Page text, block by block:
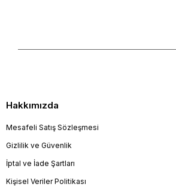
Hakkımızda
Mesafeli Satış Sözleşmesi
Gizlilik ve Güvenlik
İptal ve İade Şartları
Kişisel Veriler Politikası